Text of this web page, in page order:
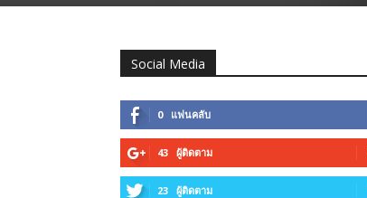
Social Media
0 แฟนคลับ
43 ผู้ติดตาม
23 ผู้ติดตาม